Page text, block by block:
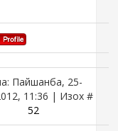
Пайшанба, 25-
11:36 | Изох #
52